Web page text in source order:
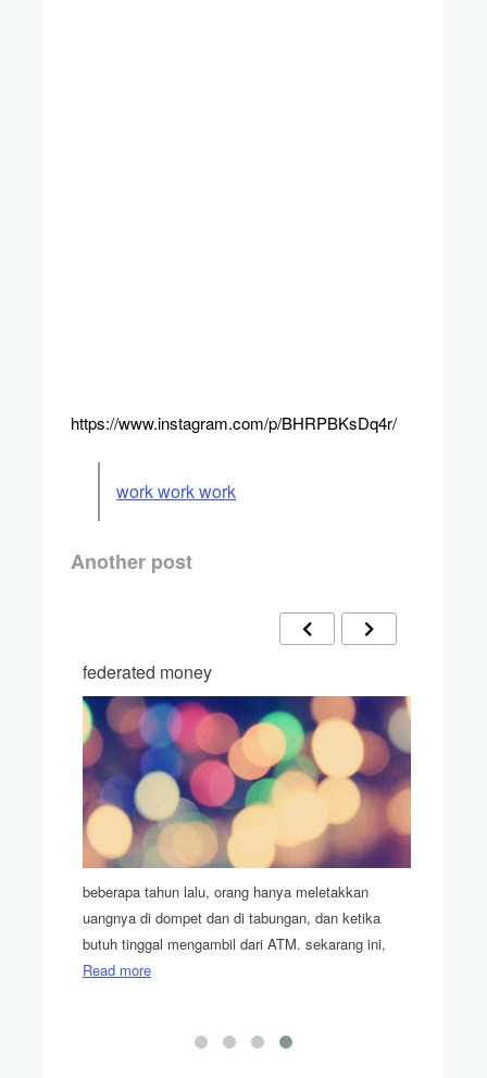
https://www.instagram.com/p/BHRPBKsDq4r/
work work work
Another post
federated money
beberapa tahun lalu, orang hanya meletakkan
uangnya di dompet dan di tabungan, dan ketika
butuh tinggal mengambil dari ATM. sekarang ini,
Read more